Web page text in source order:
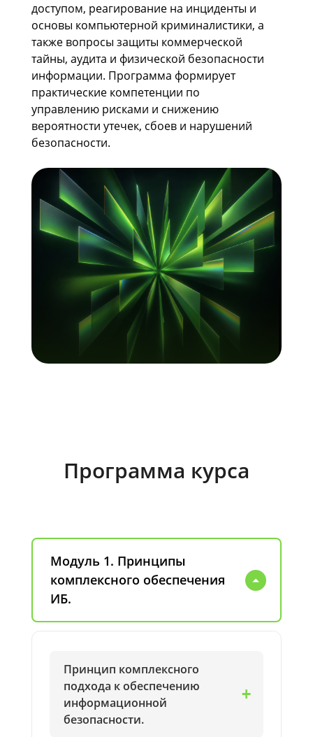
доступом, реагирование на инциденты и
основы компьютерной криминалистики, а
также вопросы защиты коммерческой
тайны, аудита и физической безопасности
информации. Программа формирует
практические компетенции по
управлению рисками и снижению
вероятности утечек, сбоев и нарушений
безопасности.
Программа курса
Модуль 1. Принципы
комплексного обеспечения
ИБ.
Принцип комплексного
подхода к обеспечению
информационной
безопасности.